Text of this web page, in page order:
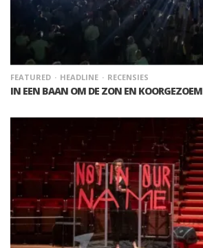
FEATURED HEADLINE RECENSIES
IN EEN BAAN OM DE ZON EN KOORGEZOEM